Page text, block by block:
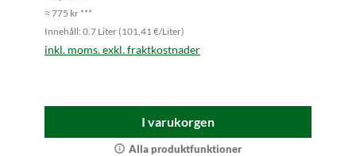
≈ 775 kr ***
Innehåll: 0.7 Liter (101,41 €/Liter)
inkl. moms. exkl. fraktkostnader
I varukorgen
Alla produktfunktioner